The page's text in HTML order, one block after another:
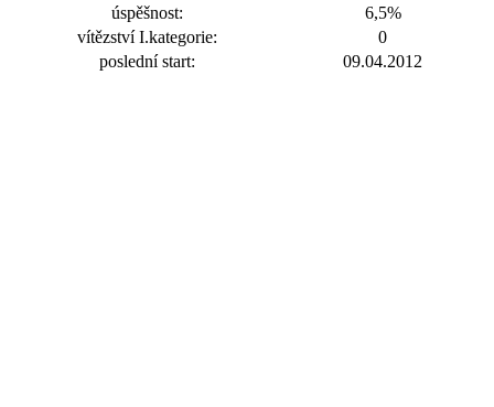
úspěšnost:
6,5%
vítězství I.kategorie:
0
poslední start:
09.04.2012